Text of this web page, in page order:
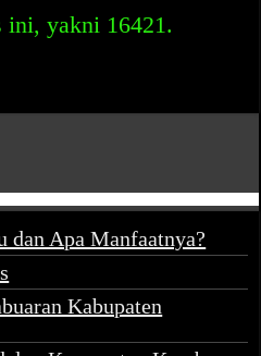
ini, yakni 16421.
dan Apa Manfaatnya?
Kabupaten